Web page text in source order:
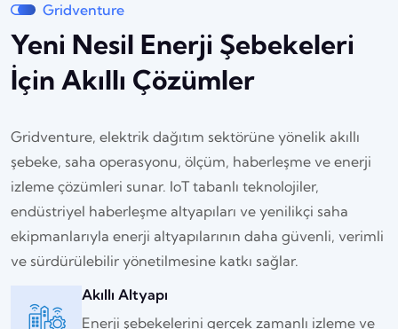
Gridventure
Yeni Nesil Enerji Şebekeleri
İçin Akıllı Çözümler
Gridventure, elektrik dağıtım sektörüne yönelik akıllı
şebeke, saha operasyonu, ölçüm, haberleşme ve enerji
izleme çözümleri sunar. IoT tabanlı teknolojiler,
endüstriyel haberleşme altyapıları ve yenilikçi saha
ekipmanlarıyla enerji altyapılarının daha güvenli, verimli
ve sürdürülebilir yönetilmesine katkı sağlar.
Akıllı Altyapı
Enerji şebekelerini gerçek zamanlı izleme ve